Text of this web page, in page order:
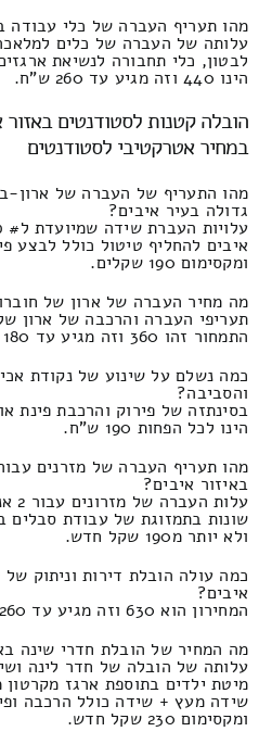
מהו תעריף העברה של כלי עבודה
עלותה של העברה של כלים
לבטון, כלי תחבורה לנשיאת
הינו 440 וזה מגיע עד 260 ש"ח.
הובלה קטנות לסטודנטים
במחיר אטרקטיבי לסטודנטים
מהו התעריף של העברה של ארון-
גדולה בעיר איבים?
ומקסימום 190 שקלים.
מה מחיר העברה של ארון של
תעריפי העברה והרכבה של ארון
התמחור זהו 360 וזה מגיע עד 180 שקל.
כמה נשלם על שינוע של נקודת
והסביבה?
בסינתזה של פירוק והרכבת פינת
הינו לכל הפחות 190 ש"ח.
באיזור איבים?
ולא יותר מ190 שקל חדש.
כמה עולה הובלת דירות וניתוק
איבים?
המחירון הוא 630 וזה מגיע עד 260 ₪.
מה המחיר של הובלת חדרי שינה
עלותה של הובלה של חדר לינה
מיטת ילדים בתוספת ארגז מקרטון
ומקסימום 230 שקל חדש.